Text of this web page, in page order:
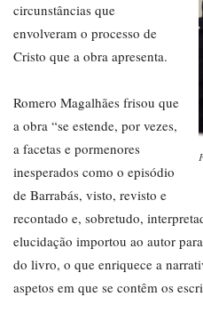
circunstâncias que
envolveram o processo de
Cristo que a obra apresenta.
Romero Magalhães frisou que
a obra “se estende, por vezes,
a facetas e pormenores
inesperados como o episódio
de Barrabás, visto, revisto e
recontado e, sobretudo,
elucidação importou ao autor
do livro, o que enriquece a
aspetos em que se contêm os